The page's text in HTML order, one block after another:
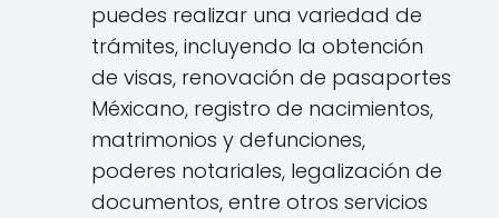
puedes realizar una variedad de
trámites, incluyendo la obtención
de visas, renovación de pasaportes
Méxicano, registro de nacimientos,
matrimonios y defunciones,
poderes notariales, legalización de
documentos, entre otros servicios